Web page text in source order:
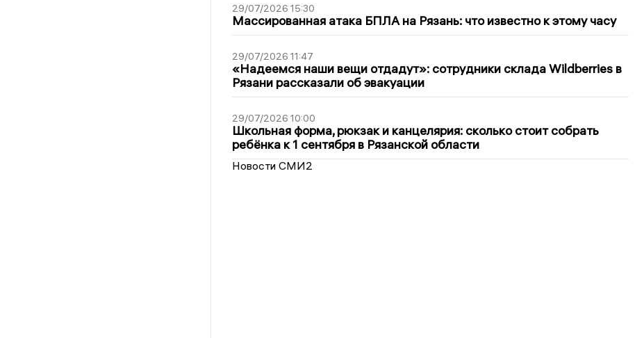
29/07/2026 15:30
Массированная атака БПЛА на Рязань: что известно к этому часу
29/07/2026 11:47
«Надеемся наши вещи отдадут»: сотрудники склада Wildberries в
Рязани рассказали об эвакуации
29/07/2026 10:00
Школьная форма, рюкзак и канцелярия: сколько стоит собрать
ребёнка к 1 сентября в Рязанской области
Новости СМИ2